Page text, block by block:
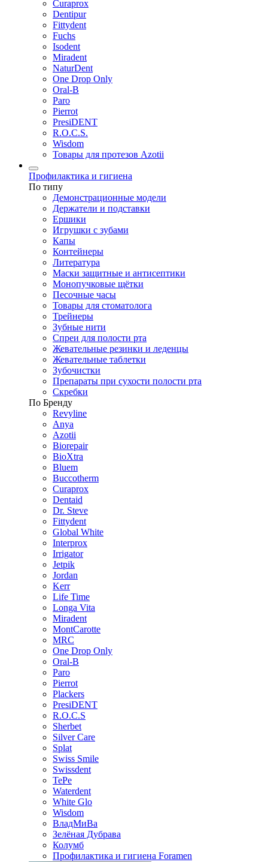
Curaprox
Dentipur
Fittydent
Fuchs
Isodent
Miradent
NaturDent
One Drop Only
Oral-B
Paro
Pierrot
PresiDENT
R.O.C.S.
Wisdom
Товары для протезов Azotii
Профилактика и гигиена
По типу
Демонстрационные модели
Держатели и подставки
Ершики
Игрушки с зубами
Капы
Контейнеры
Литература
Маски защитные и антисептики
Монопучковые щётки
Песочные часы
Товары для стоматолога
Трейнеры
Зубные нити
Спреи для полости рта
Жевательные резинки и леденцы
Жевательные таблетки
Зубочистки
Препараты при сухости полости рта
Скребки
По Бренду
Revyline
Anya
Azotii
Biorepair
BioXtra
Bluem
Buccotherm
Curaprox
Dentaid
Dr. Steve
Fittydent
Global White
Interprox
Irrigator
Jetpik
Jordan
Kerr
Life Time
Longa Vita
Miradent
MontCarotte
MRC
One Drop Only
Oral-B
Paro
Pierrot
Plackers
PresiDENT
R.O.C.S
Sherbet
Silver Care
Splat
Swiss Smile
Swissdent
TePe
Waterdent
White Glo
Wisdom
ВладМиВа
Зелёная Дубрава
Колумб
Профилактика и гигиена Foramen